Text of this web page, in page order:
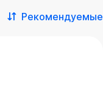
Рекомендуемые